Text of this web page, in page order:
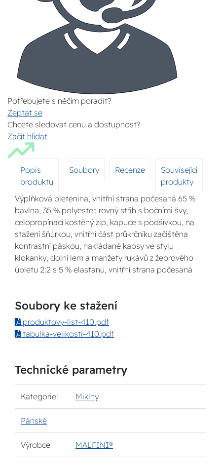
Potřebujete s něčím poradit?
Zeptat se
Chcete sledovat cenu a dostupnost?
Začít hlídat
Popis
produktu
Soubory Recenze
Související
produkty
Výplňková pletenina, vnitřní strana počesaná 65 %
bavlna, 35 % polyester. rovný střih s bočními švy,
celopropínací kostěný zip, kapuce s podšívkou, na
stažení šňůrkou, vnitřní část průkrčníku začištěna
kontrastní páskou, nakládané kapsy ve stylu
klokanky, dolní lem a manžety rukávů z žebrového
úpletu 2:2 s 5 % elastanu, vnitřní strana počesaná
Soubory ke stažení
produktovy-list-410.pdf
tabulka-velikosti-410.pdf
Technické parametry
Kategorie: Mikiny
Pánské
Výrobce MALFINI®